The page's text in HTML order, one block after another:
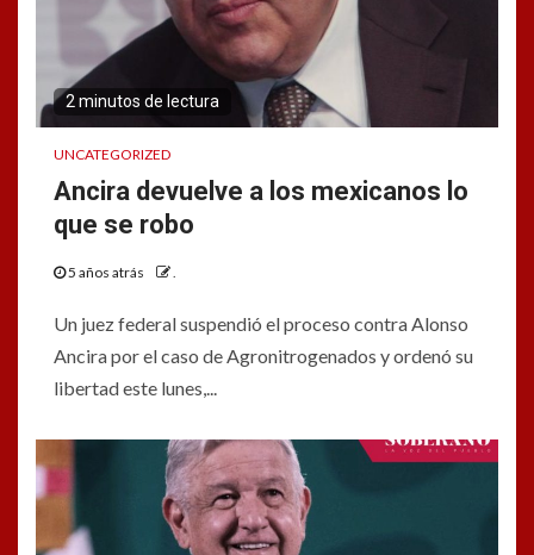
2 minutos de lectura
UNCATEGORIZED
Ancira devuelve a los mexicanos lo
que se robo
5 años atrás .
Un juez federal suspendió el proceso contra Alonso
Ancira por el caso de Agronitrogenados y ordenó su
libertad este lunes,...